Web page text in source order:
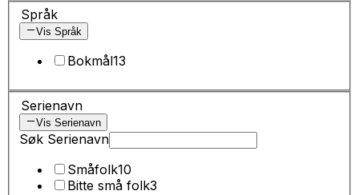
Språk
Vis Språk
Bokmål13
Serienavn
Vis Serienavn
Søk Serienavn
Småfolk10
Bitte små folk3